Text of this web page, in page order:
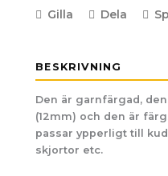
Gilla Dela
BESKRIVNING
Den är garnfärgad,
(12mm) och den är
passar ypperligt till
skjortor etc.